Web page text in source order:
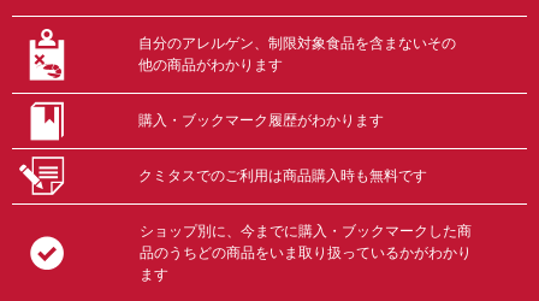
自分のアレルゲン、制限対象食品を含まないその
他の商品がわかります
購入・ブックマーク履歴がわかります
クミタスでのご利用は商品購入時も無料です
ショップ別に、今までに購入・ブックマークした商
品のうちどの商品をいま取り扱っているかがわかり
ます